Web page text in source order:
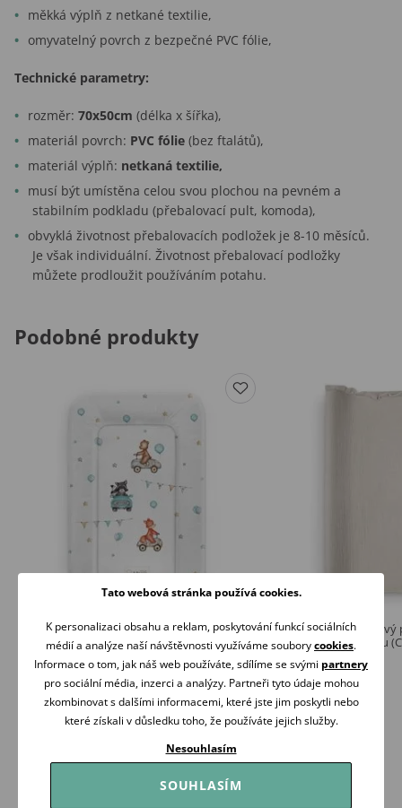
měkká výplň z netkané textilie,
omyvatelný povrch z bezpečné PVC fólie,
Technické parametry:
rozměr: 70x50cm (délka x šířka),
materiál povrch: PVC fólie (bez ftalátů),
materiál výplň: netkaná textilie,
musí být umístěna celou svou plochou na pevném a
stabilním podkladu (přebalovací pult, komoda),
obvyklá životnost přebalovacích podložek je 8-10 měsíců.
Je však individuální. Životnost přebalovací podložky
můžete prodloužit používáním potahu.
Podobné produkty
Albero Mio Přebalovací podložka měkká
70x50 (416) CARS
329 Kč
Skladem
Koupit
Albero Mio Mušelínový
přebalovací podložku
379 Kč
Skladem
Koupit
Tato webová stránka používá cookies.
K personalizaci obsahu a reklam, poskytování funkcí sociálních
médií a analýze naší návštěvnosti využíváme souborycookies.
Informace o tom, jak náš web používáte, sdílíme se svými partnery
pro sociální média, inzerci a analýzy. Partneři tyto údaje mohou
zkombinovat s dalšími informacemi, které jste jim poskytli nebo
které získali v důsledku toho, že používáte jejich služby.
Nesouhlasím
SOUHLASÍM